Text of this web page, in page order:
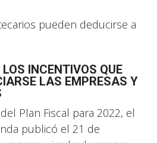
pueden deducirse a
INCENTIVOS QUE
LAS EMPRESAS Y
Plan Fiscal para 2022, el
publicó el 21 de